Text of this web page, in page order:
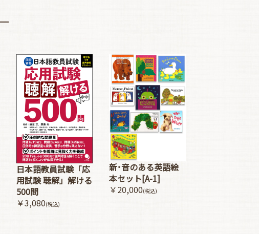
日本語教員試験「応
用試験 聴解」解ける
500問
￥3,080(税込)
新･音のある英語絵
本セット[A-1]
￥20,000(税込)